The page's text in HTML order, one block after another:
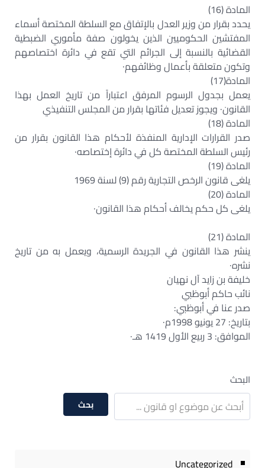
المادة (16)
يحدد بقرار من وزير العدل بالإتفاق مع السلطة المختصة أسماء
المفتشين الحكوميين الذين يخولون صفة مأموري الضبطية
القضائية بالنسبة إلى الجرائم التي تقع في دائرة اختصاصهم
وتكون متعلقة بأعمال وظائفهم·
المادة(17)
يعمل بجدول الرسوم المرفق اعتباراً من تاريخ العمل بهذا
القانون· ويجوز تعديل فئاتها بقرار من المجلس التنفيذي
المادة (18)
صدر القرارات الإدارية المنفذة لأحكام هذا القانون بقرار من
رئيس السلطة المختصة كل في دائرة إختصاصه·
المادة (19)
يلغى قانون الرخص التجارية رقم (9) لسنة 1969
المادة (20)
يلغى كل حكم يخالف أحكام هذا القانون·
المادة (21)
ينشر هذا القانون في الجريدة الرسمية، ويعمل به من تاريخ
نشره·
خليفة بن زايد آل نهيان
نائب حاكم أبوظبي
صدر عنا في أبوظبي:
بتاريخ: 27 يونيو 1998م·
الموافق: 3 ربيع الأول 1419 هـ·
البحث
بحث
Uncategorized